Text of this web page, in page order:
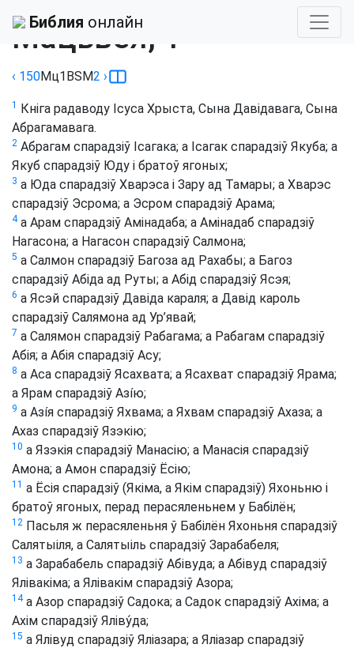
Библия онлайн
Мацьвея, 1
‹ 150Мц1BSM2 ›
1 Кніга радаводу Ісуса Хрыста, Сына Давідавага, Сына
Абрагамавага.
2 Абрагам спарадзіў Ісагака; а Ісагак спарадзіў Якуба; а
Якуб спарадзіў Юду і братоў ягоных;
3 а Юда спарадзіў Хварэса і Зару ад Тамары; а Хварэс
спарадзіў Эсрома; а Эсром спарадзіў Арама;
4а Арам спарадзіў Амінадаба; а Амінадаб спарадзіў
Нагасона; а Нагасон спарадзіў Салмона;
5 а Салмон спарадзіў Багоза ад Рахабы; а Багоз
спарадзіў Абіда ад Руты; а Абід спарадзіў Ясэя;
6 а Ясэй спарадзіў Давіда караля; а Давід кароль
спарадзіў Салямона ад Ур’явай;
7 а Салямон спарадзіў Рабагама; а Рабагам спарадзіў
Абія; а Абія спарадзіў Асу;
8 а Аса спарадзіў Ясахвата; а Ясахват спарадзіў Ярама;
а Ярам спарадзіў Азíю;
9 а Азíя спарадзіў Яхвама; а Яхвам спарадзіў Ахаза; а
Ахаз спарадзіў Язэкію;
10 а Язэкія спарадзіў Манасію; а Манасія спарадзіў
Амона; а Амон спарадзіў Ёсію;
11 а Ёсія спарадзіў (Якіма, а Якім спарадзіў) Яхоньню і
братоў ягоных, перад перасяленьнем у Бабілён;
12 Пасьля ж перасяленьня ў Бабілён Яхоньня спарадзіў
Салятыіля, а Салятыіль спарадзіў Зарабабеля;
13 а Зарабабель спарадзіў Абівуда; а Абівуд спарадзіў
Ялівакіма; а Ялівакім спарадзіў Азора;
14а Азор спарадзіў Садока; а Садок спарадзіў Ахіма; а
Ахім спарадзіў Яліву́да;
15 а Ялівуд спарадзіў Яліазара; а Яліазар спарадзіў